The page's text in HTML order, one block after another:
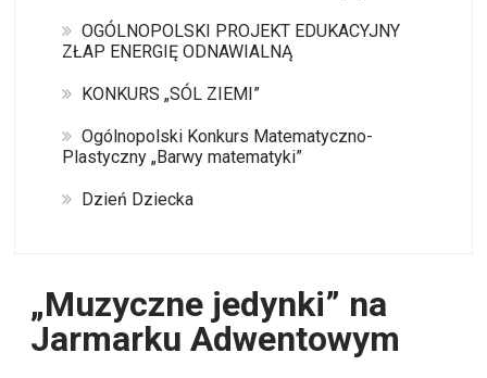
OGÓLNOPOLSKI PROJEKT EDUKACYJNY
ZŁAP ENERGIĘ ODNAWIALNĄ
KONKURS „SÓL ZIEMI”
Ogólnopolski Konkurs Matematyczno-
Plastyczny „Barwy matematyki”
Dzień Dziecka
„Muzyczne jedynki” na
Jarmarku Adwentowym